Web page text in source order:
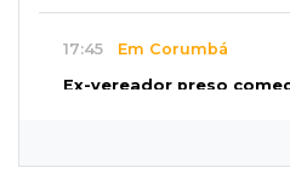
17:45 Em Corumbá
Ex-vereador preso